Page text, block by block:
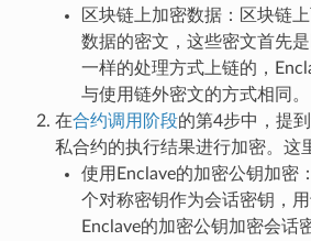
区块链上加密数据：区块链
数据的密文，这些密文首先
一样的处理方式上链的，
与使用链外密文的方式相同。
在合约调用阶段的第4步中，提
私合约的执行结果进行加密。这
使用Enclave的加密公钥加密
个对称密钥作为会话密钥，
Enclave的加密公钥加密会话